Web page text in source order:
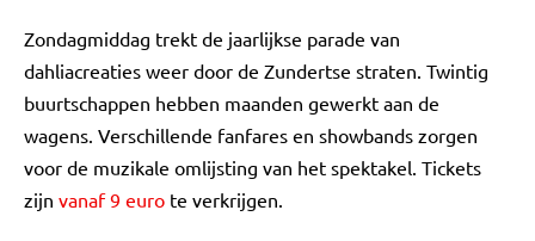
Zondagmiddag trekt de jaarlijkse parade van
dahliacreaties weer door de Zundertse straten. Twintig
buurtschappen hebben maanden gewerkt aan de
wagens. Verschillende fanfares en showbands zorgen
voor de muzikale omlijsting van het spektakel. Tickets
zijn vanaf 9 euro te verkrijgen.